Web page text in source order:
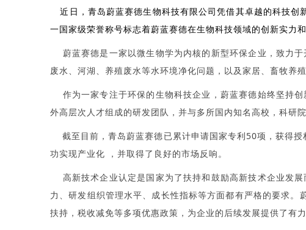
近日，青岛蔚蓝赛德生物科技有限公司凭借其卓越的科技
一国家级荣誉称号标志着蔚蓝赛德在生物科技领域的创新实力
蔚蓝赛德是一家以微生物学为内核的新型环保企业，致力
废水、河湖、养殖废水等水环境净化问题，以及家居、畜牧养
作为一家专注于环保的生物科技企业，蔚蓝赛德始终坚持
外高层次人才组成的研发团队，并与多所国内知名高校，科研
截至目前，青岛蔚蓝赛德已累计申请国家专利50项，获得
功实现产业化 ，并取得了良好的市场反响。
高新技术企业认定是国家为了扶持和鼓励高新技术企业发
力、研发组织管理水平、成长性指标等方面都有严格的要求
扶持，税收减免等多项优惠政策，为企业的后续发展提供了有力